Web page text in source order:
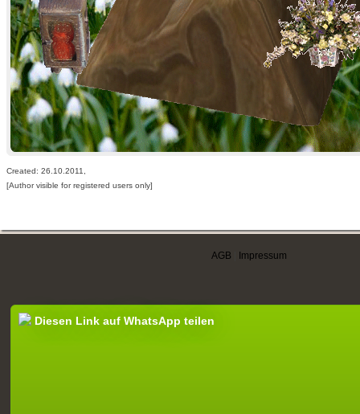
Created: 26.10.2011,
[Author visible for registered users only]
AGB Impressum
Diesen Link auf WhatsApp teilen